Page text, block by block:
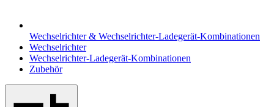
Wechselrichter & Wechselrichter-Ladegerät-Kombinationen
Wechselrichter
Wechselrichter-Ladegerät-Kombinationen
Zubehör